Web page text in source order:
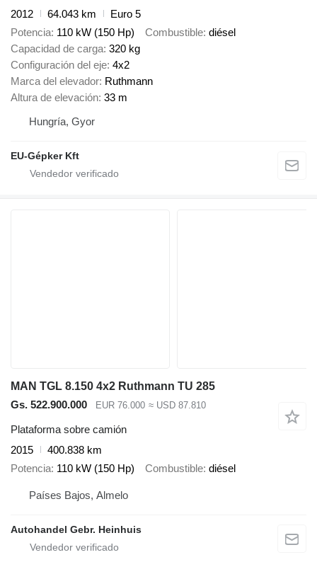
2012
64.043 km
Euro 5
Potencia 110 kW (150 Hp) Combustible diésel
Capacidad de carga 320 kg
Configuración del eje 4x2
Marca del elevador Ruthmann
Altura de elevación 33 m
Hungría, Gyor
EU-Gépker Kft
MAN TGL 8.150 4x2 Ruthmann TU 285
Gs. 522.900.000
EUR 76.000 ≈ USD 87.810
Plataforma sobre camión
2015
400.838 km
Potencia 110 kW (150 Hp) Combustible diésel
Países Bajos, Almelo
Autohandel Gebr. Heinhuis